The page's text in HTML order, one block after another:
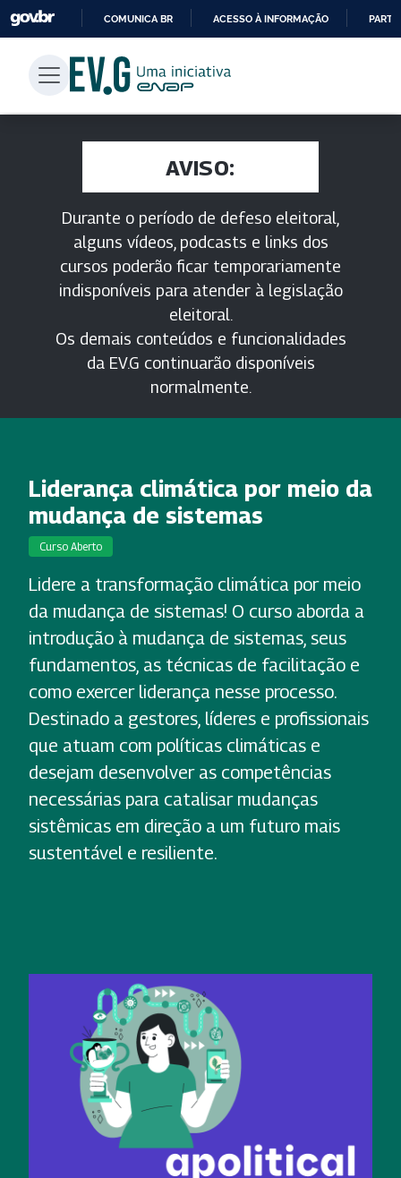
PARA
CONTEÚDO
COMUNICA BR ACESSO À INFORMAÇÃO
AVISO:
Durante o período de defeso eleitoral,
alguns vídeos, podcasts e links dos
cursos poderão ficar temporariamente
indisponíveis para atender à legislação
eleitoral.
Os demais conteúdos e funcionalidades
da EV.G continuarão disponíveis
normalmente.
Liderança climática por meio da
mudança de sistemas
Curso Aberto
Lidere a transformação climática por meio
da mudança de sistemas! O curso aborda a
introdução à mudança de sistemas, seus
fundamentos, as técnicas de facilitação e
como exercer liderança nesse processo.
Destinado a gestores, líderes e profissionais
que atuam com políticas climáticas e
desejam desenvolver as competências
necessárias para catalisar mudanças
sistêmicas em direção a um futuro mais
sustentável e resiliente.